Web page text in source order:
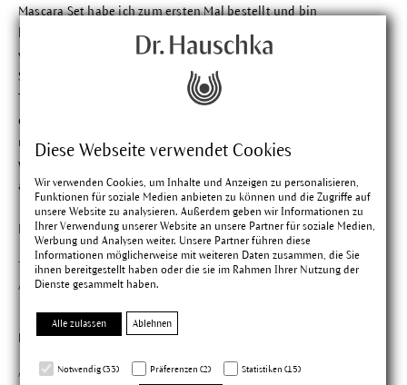
Diese Webseite verwendet Cookies
Wir verwenden Cookies, um Inhalte und Anzeigen zu personalisieren,
Funktionen für soziale Medien anbieten zu können und die Zugriffe auf
unsere Website zu analysieren. Außerdem geben wir Informationen zu
Ihrer Verwendung unserer Website an unsere Partner für soziale Medien,
Werbung und Analysen weiter. Unsere Partner führen diese
Informationen möglicherweise mit weiteren Daten zusammen, die Sie
ihnen bereitgestellt haben oder die sie im Rahmen Ihrer Nutzung der
Dienste gesammelt haben.
Alle zulassen Ablehnen
Notwendig (33) Präferenzen (2) Statistiken (15)
Mascara Set habe ich zum ersten Mal bestellt und bin
begeistert. Der Kajal ist cremig und lässt sich gut auftragen,
verwischt nicht und hält. Die Mascara ist zwar nichts fürs
Schwimmbad, aber das war auch nie meine Intention. Und fürs
Tagesmake-up ist sie toll. Sie wird nicht krümelig, wie man
das oft kennt. Und das ganze Augenmake-up dann am Abend
mit dem Make-up Entferner abzuschminken ist entspannend,
weil dieser Reiniger die empfindliche Lidhaut nicht einfach
austrocknend, sondern pflegt.
Findest du diese Bewertung hilfreich?
Anuschka Maria R.
Ein perfektes Match
Alle drei Produkte sind sehr empfehlenswert, auch wenn die